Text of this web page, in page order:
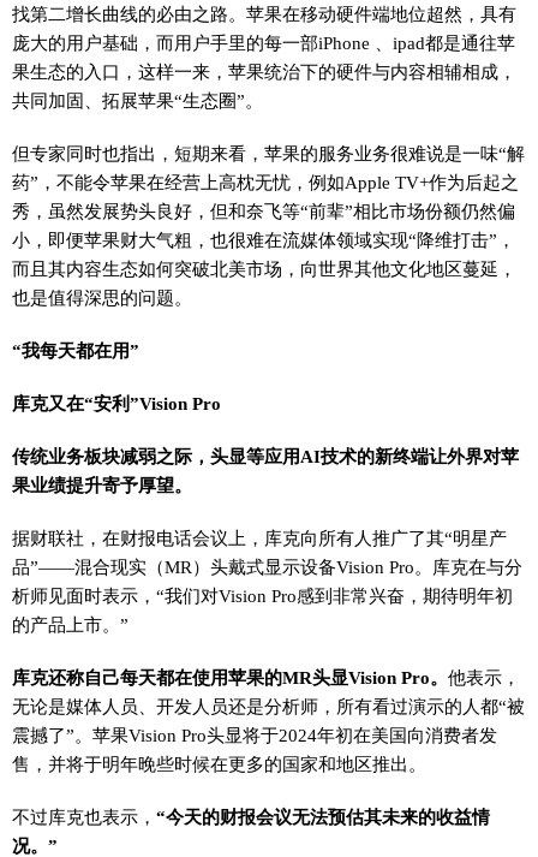
找第二增长曲线的必由之路。苹果在移动硬件端地位超然，具有
庞大的用户基础，而用户手里的每一部iPhone 、ipad都是通往苹
果生态的入口，这样一来，苹果统治下的硬件与内容相辅相成，
共同加固、拓展苹果“生态圈”。
但专家同时也指出，短期来看，苹果的服务业务很难说是一味“解
药”，不能令苹果在经营上高枕无忧，例如Apple TV+作为后起之
秀，虽然发展势头良好，但和奈飞等“前辈”相比市场份额仍然偏
小，即便苹果财大气粗，也很难在流媒体领域实现“降维打击”，
而且其内容生态如何突破北美市场，向世界其他文化地区蔓延，
也是值得深思的问题。
“我每天都在用”
库克又在“安利”Vision Pro
传统业务板块减弱之际，头显等应用AI技术的新终端让外界对苹
果业绩提升寄予厚望。
据财联社，在财报电话会议上，库克向所有人推广了其“明星产
品”——混合现实（MR）头戴式显示设备Vision Pro。库克在与分
析师见面时表示，“我们对Vision Pro感到非常兴奋，期待明年初
的产品上市。”
库克还称自己每天都在使用苹果的MR头显Vision Pro。 他表示，
无论是媒体人员、开发人员还是分析师，所有看过演示的人都“被
震撼了”。苹果Vision Pro头显将于2024年初在美国向消费者发
售，并将于明年晚些时候在更多的国家和地区推出。
不过库克也表示， “今天的财报会议无法预估其未来的收益情
况。”